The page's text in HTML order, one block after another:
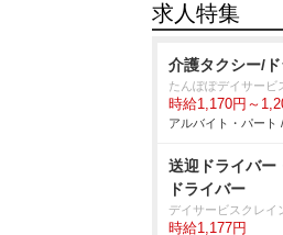
求人特集
介護タクシー/
たんぽぽデイサービ
時給1,170円～
アルバイト・パート
送迎ドライバー
ドライバー
デイサービスクレイ
時給1,177円